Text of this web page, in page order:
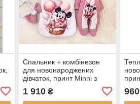
Спальник + комбінезон
для новонароджених
дівчаток, принт Minni з
троянда
1 910₴ 960